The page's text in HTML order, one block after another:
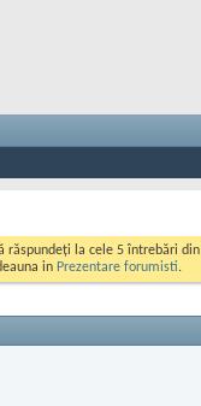
răspundeți la cele 5 întrebări
in Prezentare forumisti.